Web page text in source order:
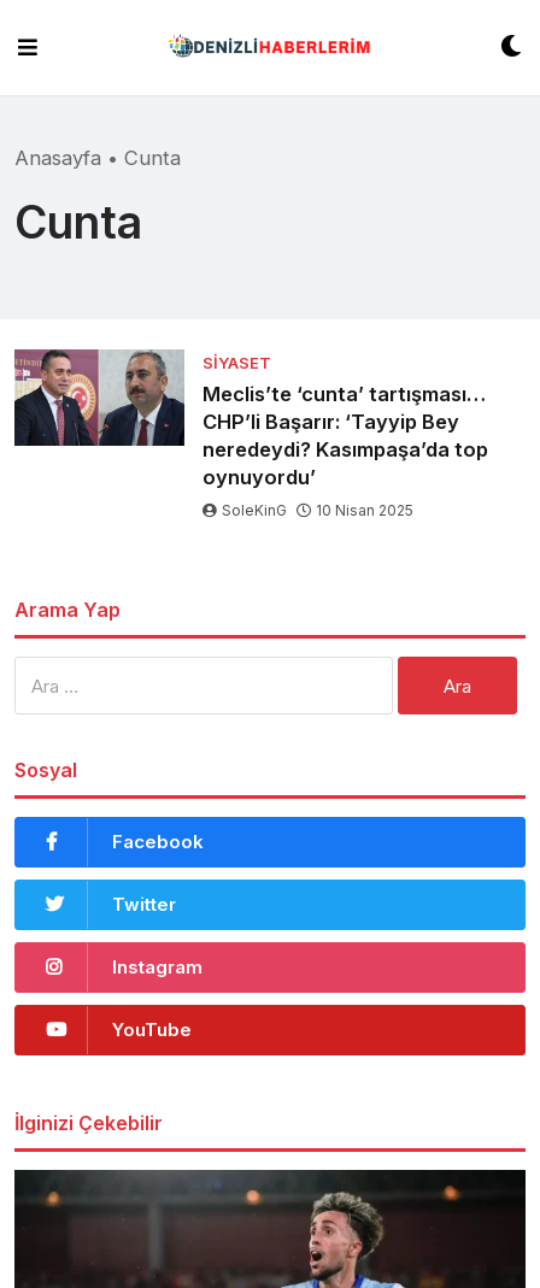
content
Anasayfa • Cunta
Cunta
SIYASET
Meclis’te ‘cunta’ tartışması…
CHP’li Başarır: ‘Tayyip Bey
neredeydi? Kasımpaşa’da top
oynuyordu’
SoleKinG 10 Nisan 2025
Arama Yap
Sosyal
Facebook
Twitter
Instagram
YouTube
İlginizi Çekebilir